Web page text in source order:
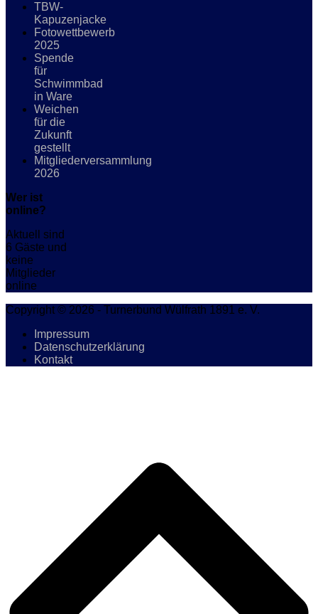
TBW-
Kapuzenjacke
Fotowettbewerb
2025
Spende
für
Schwimmbad
in Ware
Weichen
für die
Zukunft
gestellt
Mitgliederversammlung
2026
Wer ist
online?
Aktuell sind
6 Gäste und
keine
Mitglieder
online
Copyright © 2026 - Turnerbund Wülfrath 1891 e. V.
Impressum
Datenschutzerklärung
Kontakt